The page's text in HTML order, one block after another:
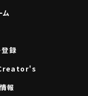
ム
登録
報